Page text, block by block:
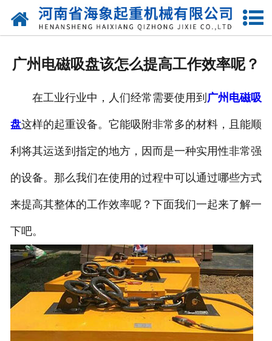
网站首页
厂区一角
案例展示
广州电磁吸盘该怎么提高工作效率呢？
在工业行业中，人们经常需要使用到 广州电磁吸
盘这样的起重设备。它能吸附非常多的材料，且能顺
利将其运送到指定的地方，因而是一种实用性非常强
的设备。那么我们在使用的过程中可以通过哪些方式
来提高其整体的工作效率呢？下面我们一起来了解一
下吧。